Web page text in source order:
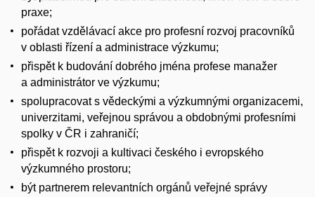
praxe;
pořádat vzdělávací akce pro profesní rozvoj pracovníků
v oblasti řízení a administrace výzkumu;
přispět k budování dobrého jména profese manažer
a administrátor ve výzkumu;
spolupracovat s vědeckými a výzkumnými organizacemi,
univerzitami, veřejnou správou a obdobnými profesními
spolky v ČR i zahraničí;
přispět k rozvoji a kultivaci českého i evropského
výzkumného prostoru;
být partnerem relevantních orgánů veřejné správy